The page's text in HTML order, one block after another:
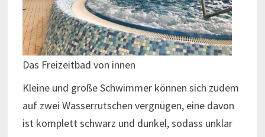
Das Freizeitbad von innen
Kleine und große Schwimmer können sich zudem
auf zwei Wasserrutschen vergnügen, eine davon
ist komplett schwarz und dunkel, sodass unklar